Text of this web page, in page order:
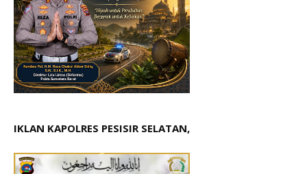
IKLAN KAPOLRES PESISIR SELATAN,